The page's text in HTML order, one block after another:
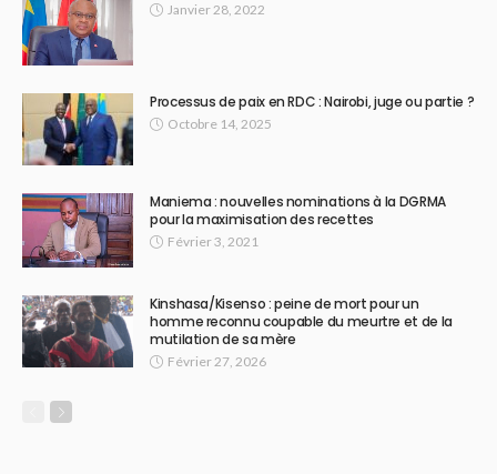
Janvier 28, 2022
Processus de paix en RDC : Nairobi, juge ou partie ?
Octobre 14, 2025
Maniema : nouvelles nominations à la DGRMA
pour la maximisation des recettes
Février 3, 2021
Kinshasa/Kisenso : peine de mort pour un
homme reconnu coupable du meurtre et de la
mutilation de sa mère
Février 27, 2026